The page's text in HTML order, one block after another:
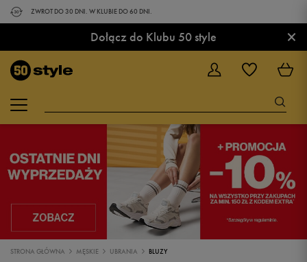
ZWROT DO 30 DNI. W KLUBIE DO 60 DNI.
Dołącz do Klubu 50 style ×
STRONA GŁÓWNA MĘSKIE UBRANIA BLUZY